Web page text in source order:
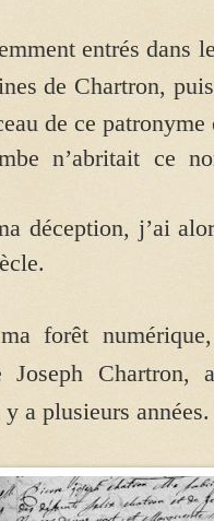
entrés dans
de Chartron,
de ce
n’abritait ce
déception, j’ai
forêt
Joseph Chartron,
a plusieurs